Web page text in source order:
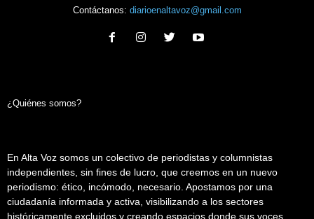
Contáctanos: diarioenaltavoz@gmail.com
¿Quiénes somos?
En Alta Voz somos un colectivo de periodistas y columnistas
independientes, sin fines de lucro, que creemos en un nuevo
periodismo: ético, incómodo, necesario. Apostamos por una
ciudadanía informada y activa, visibilizando a los sectores
históricamente excluidos y creando espacios donde sus voces